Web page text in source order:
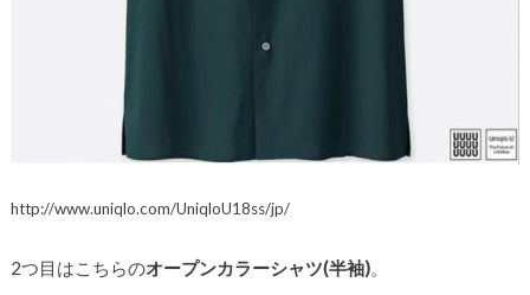
http://www.uniqlo.com/UniqloU18ss/jp/
2つ目はこちらのオープンカラーシャツ(半袖)。